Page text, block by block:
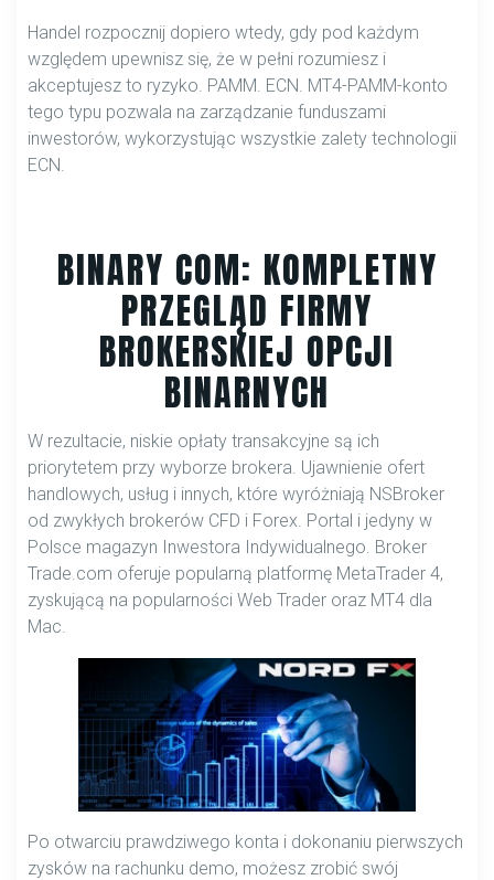
Handel rozpocznij dopiero wtedy, gdy pod każdym
względem upewnisz się, że w pełni rozumiesz i
akceptujesz to ryzyko. PAMM. ECN. MT4-PAMM-konto
tego typu pozwala na zarządzanie funduszami
inwestorów, wykorzystując wszystkie zalety technologii
ECN.
BINARY COM: KOMPLETNY
PRZEGLĄD FIRMY
BROKERSKIEJ OPCJI
BINARNYCH
W rezultacie, niskie opłaty transakcyjne są ich
priorytetem przy wyborze brokera. Ujawnienie ofert
handlowych, usług i innych, które wyróżniają NSBroker
od zwykłych brokerów CFD i Forex. Portal i jedyny w
Polsce magazyn Inwestora Indywidualnego. Broker
Trade.com oferuje popularną platformę MetaTrader 4,
zyskującą na popularności Web Trader oraz MT4 dla
Mac.
Po otwarciu prawdziwego konta i dokonaniu pierwszych
zysków na rachunku demo, możesz zrobić swój